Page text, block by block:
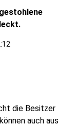
die Besitzer
auch aus